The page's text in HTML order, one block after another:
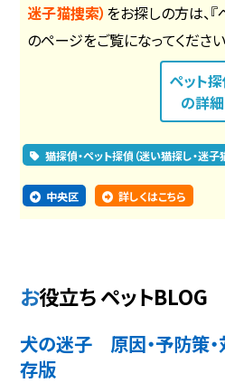
迷子猫捜索） をお探しの方は、
のページをご覧になってください
ペット
の詳細
猫探偵・ペット探偵（迷い猫探し・迷子
中央区 詳しくはこちら
お役立ち ペットBLOG
犬の迷子 原因・予防策
存版